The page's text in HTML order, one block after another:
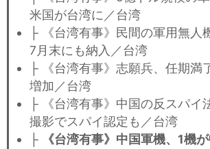
米国が台湾に／台湾
├ 《台湾有事》民間の軍用無人
7月末にも納入／台湾
├ 《台湾有事》志願兵、任期満
増加／台湾
├ 《台湾有事》中国の反スパイ
撮影でスパイ認定も／台湾
├
《台湾有事》中国軍機、1機